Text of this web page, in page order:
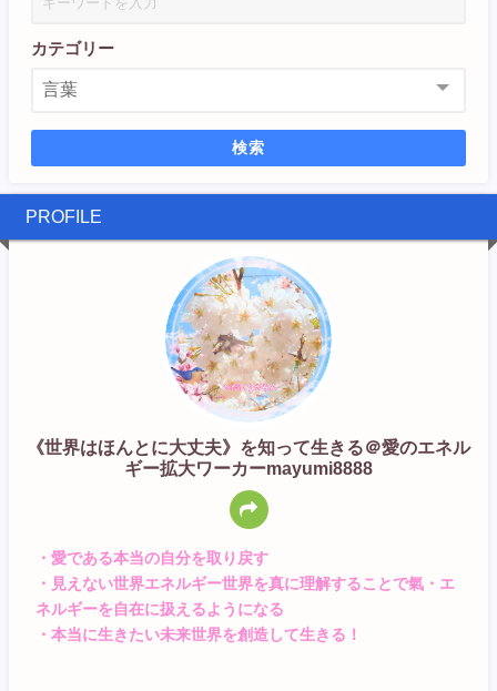
カテゴリー
検索
PROFILE
《世界はほんとに大丈夫》を知って生きる＠愛のエネル
ギー拡大ワーカーmayumi8888
・愛である本当の自分を取り戻す
・見えない世界エネルギー世界を真に理解することで氣・エ
ネルギーを自在に扱えるようになる
・本当に生きたい未来世界を創造して生きる！